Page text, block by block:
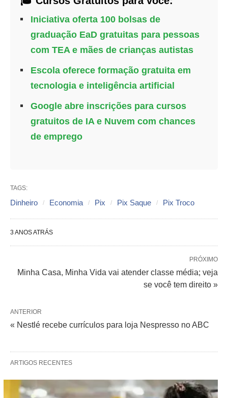
Iniciativa oferta 100 bolsas de
graduação EaD gratuitas para pessoas
com TEA e mães de crianças autistas
Escola oferece formação gratuita em
tecnologia e inteligência artificial
Google abre inscrições para cursos
gratuitos de IA e Nuvem com chances
de emprego
TAGS:
Dinheiro Economia Pix Pix Saque Pix Troco
3 ANOS ATRÁS
PRÓXIMO
Minha Casa, Minha Vida vai atender classe média; veja
se você tem direito »
ANTERIOR
« Nestlé recebe currículos para loja Nespresso no ABC
ARTIGOS RECENTES